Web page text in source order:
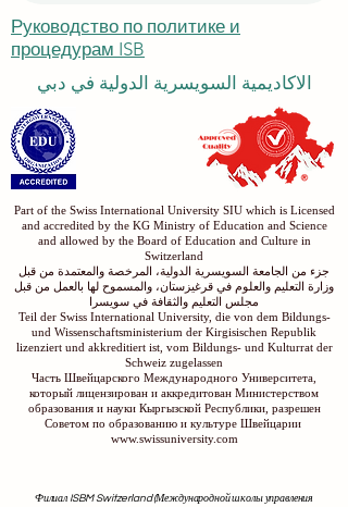
Руководство по политике и
процедурам ISB
الاكاديمية السويسرية الدولية في دبي
Part of the Swiss International University SIU which is Licensed
and accredited by the KG Ministry of Education and Science
and allowed by the Board of Education and Culture in
Switzerland
جزء من الجامعة السويسرية الدولية، المرخصة والمعتمدة من قبل
وزارة التعليم والعلوم في قرغيزستان، والمسموح لها بالعمل من قبل
مجلس التعليم والثقافة في سويسرا
Teil der Swiss International University, die von dem Bildungs-
und Wissenschaftsministerium der Kirgisischen Republik
lizenziert und akkreditiert ist, vom Bildungs- und Kulturrat der
Schweiz zugelassen
Часть Швейцарского Международного Университета,
который лицензирован и аккредитован Министерством
образования и науки Кыргызской Республики, разрешен
Советом по образованию и культуре Швейцарии
www.swissuniversity.com
Филиал ISBM Switzerland (Международной школы управления